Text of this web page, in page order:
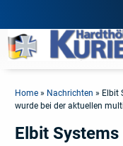
Home » Nachrichten » Elbit
wurde bei der aktuellen
Elbit